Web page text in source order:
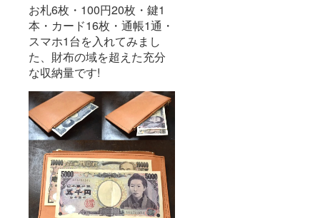
お札6枚・100円20枚・鍵1
本・カード16枚・通帳1通・
スマホ1台を入れてみまし
た、財布の域を超えた充分
な収納量です!